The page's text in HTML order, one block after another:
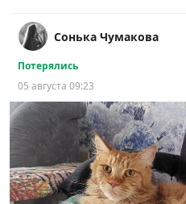
Сонька Чумакова
Потерялись
05 августа 09:23